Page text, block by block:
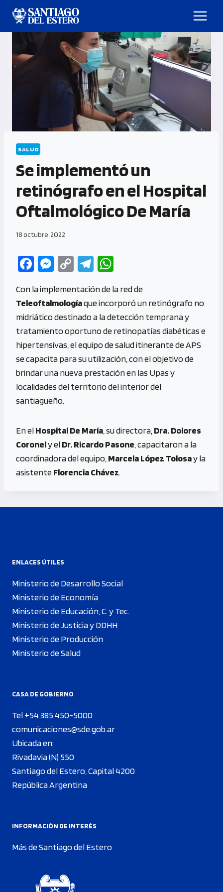
SALUD
Se implementó un
retinógrafo en el Hospital
Oftalmológico De María
18 octubre, 2022
Fa
b
o
o
k
M
se
n
g
er
C
py
Li
n
k
Te
gr
a
m
at
s
A
p
p
Con la implementación de la red de
Teleoftalmologíaque incorporó un retinógrafo no
midriático destinado a la detección temprana y
tratamiento oportuno de retinopatías diabéticas e
hipertensivas, el equipo de salud itinerante de APS
se capacita para su utilización, con el objetivo de
brindar una nueva prestación en las Upas y
localidades del territorio del interior del
santiagueño.
En elHospital De María , su directora, Dra. Dolores
Coronely elDr. Ricardo Pasone , capacitaron a la
coordinadora del equipo, Marcela López Tolosay la
asistenteFlorencia Chávez.
ENLACES ÚTILES
Ministerio de Desarrollo Social
Ministerio de Economía
Ministerio de Educación, C. y Tec.
Ministerio de Justicia y DDHH
Ministerio de Producción
Ministerio de Salud
CASA DE GOBIERNO
Tel +54 385 450-5000
comunicaciones@sde.gob.ar
Ubicada en:
Rivadavia (N) 550
Santiago del Estero, Capital 4200
República Argentina
INFORMACIÓN DE INTERÉS
Más de Santiago del Estero